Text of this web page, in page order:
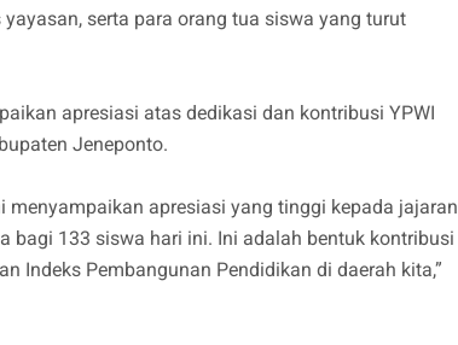
serta para orang tua siswa yang turut
apresiasi atas dedikasi dan kontribusi YPWI
Jeneponto.
menyampaikan apresiasi yang tinggi kepada jajaran
bagi 133 siswa hari ini. Ini adalah bentuk kontribusi
Indeks Pembangunan Pendidikan di daerah kita,”